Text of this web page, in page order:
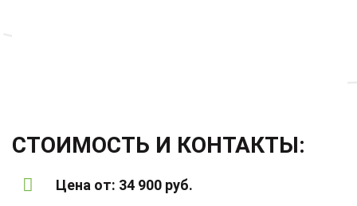
СТОИМОСТЬ И КОНТАКТЫ:
Цена от: 34 900 руб.